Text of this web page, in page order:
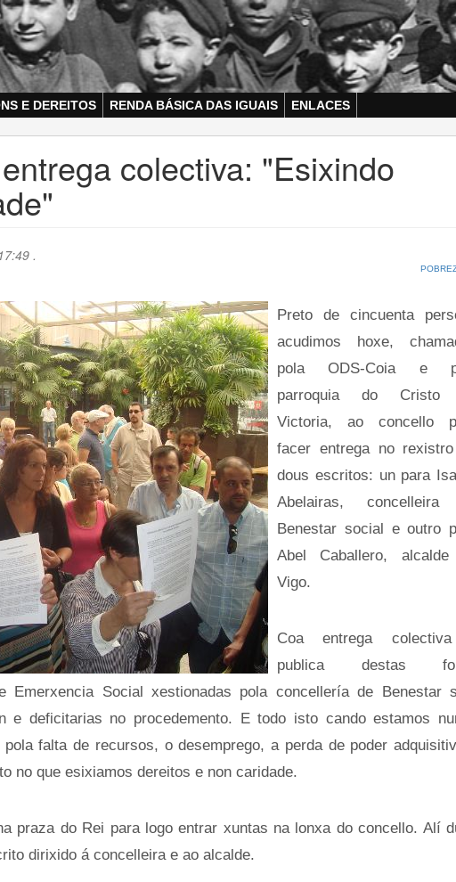
E DEREITOS RENDA BÁSICA DAS IGUAIS ENLACES
colectiva: "Esixindo
.
Preto de cincuenta
acudimos hoxe,
pola ODS-Coia e
parroquia do Cristo
Victoria, ao concello
facer entrega no
dous escritos: un para
Abelairas, concelleira
Benestar social e outro
Abel Caballero,
Vigo.
Coa entrega
publica destas
Emerxencia Social xestionadas pola concellería de Benestar
e deficitarias no procedemento. E todo isto cando estamos
falta de recursos, o desemprego, a perda de poder
no que esixiamos dereitos e non caridade.
praza do Rei para logo entrar xuntas na lonxa do concello. Alí
dirixido á concelleira e ao alcalde.